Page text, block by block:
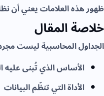
ظهور هذه العلامات يعني أن
خلاصة المقال
الجداول المحاسبية ليست
الأساس الذي تُبنى عليه
الأداة التي تنظّم البيانات